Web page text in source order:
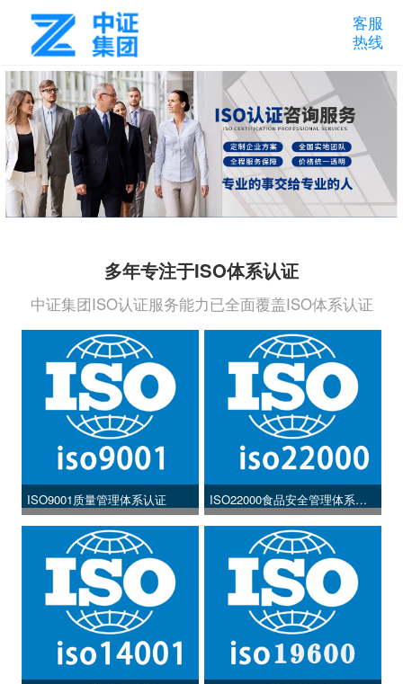
客服
热线
多年专注于ISO体系认证
中证集团ISO认证服务能力已全面覆盖ISO体系认证
ISO9001质量管理体系认证
ISO22000食品安全管理体系认
证